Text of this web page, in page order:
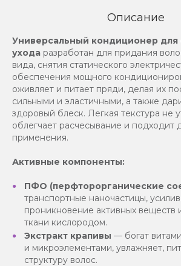
Описание
Универсальный кондиционер
ухода разработан для придания
вида, снятия статического
обеспечения мощного
оживляет и питает пряди, делая их
сильными и эластичными, а также
здоровый блеск. Легкая текстура не
облегчает расчесывание и подходит
применения.
Активные компоненты:
ПФО (перфторорганические
транспортные наночастицы,
проникновение активных
ткани кислородом.
Экстракт крапивы — богат
и микроэлементами, увлажняет,
структуру волос.